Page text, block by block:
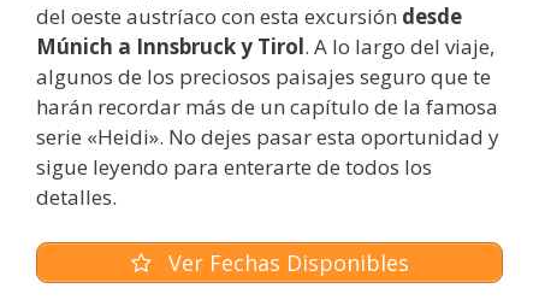
del oeste austríaco con esta excursión desde
Múnich a Innsbruck y Tirol. A lo largo del viaje,
algunos de los preciosos paisajes seguro que te
harán recordar más de un capítulo de la famosa
serie «Heidi». No dejes pasar esta oportunidad y
sigue leyendo para enterarte de todos los
detalles.
Ver Fechas Disponibles